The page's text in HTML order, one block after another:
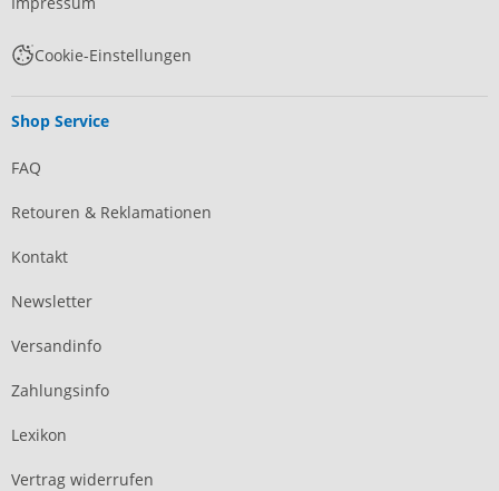
Cookie-Einstellungen
Shop Service
FAQ
Retouren & Reklamationen
Kontakt
Newsletter
Versandinfo
Zahlungsinfo
Lexikon
Vertrag widerrufen